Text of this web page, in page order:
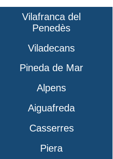
Vilafranca del
Penedès
Viladecans
Pineda de Mar
Alpens
Aiguafreda
Casserres
Piera